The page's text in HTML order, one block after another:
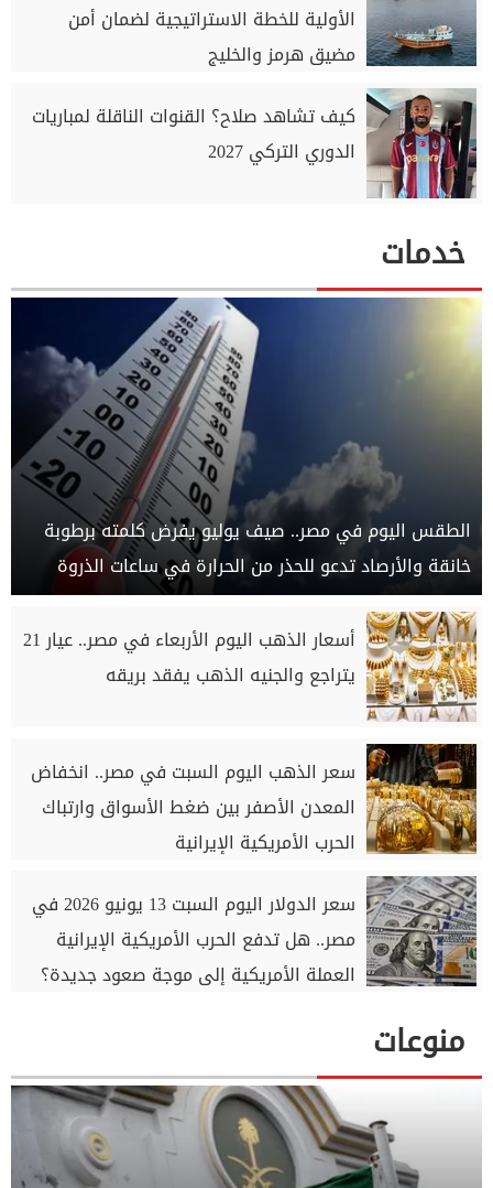
الأولية للخطة الاستراتيجية لضمان أمن
مضيق هرمز والخليج
كيف تشاهد صلاح؟ القنوات الناقلة لمباريات
الدوري التركي 2027
خدمات
الطقس اليوم في مصر.. صيف يوليو يفرض كلمته برطوبة
خانقة والأرصاد تدعو للحذر من الحرارة في ساعات الذروة
أسعار الذهب اليوم الأربعاء في مصر.. عيار 21
يتراجع والجنيه الذهب يفقد بريقه
سعر الذهب اليوم السبت في مصر.. انخفاض
المعدن الأصفر بين ضغط الأسواق وارتباك
الحرب الأمريكية الإيرانية
سعر الدولار اليوم السبت 13 يونيو 2026 في
مصر.. هل تدفع الحرب الأمريكية الإيرانية
العملة الأمريكية إلى موجة صعود جديدة؟
منوعات